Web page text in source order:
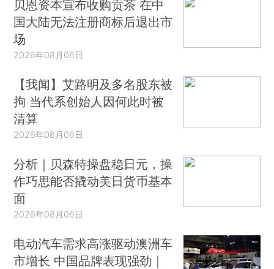
贝恩资本宣布收购贡茶 在中
国大陆无法注册商标后退出市
场
2026年08月06日
【我闻】艾路明及多名股东被
拘 当代系创始人因何此时被
清算
2026年08月06日
分析｜贝森特操盘稳日元，操
作巧思能否撬动美日货币基本
面
2026年08月06日
电动汽车需求高涨驱动澳洲车
市增长 中国品牌表现强劲｜